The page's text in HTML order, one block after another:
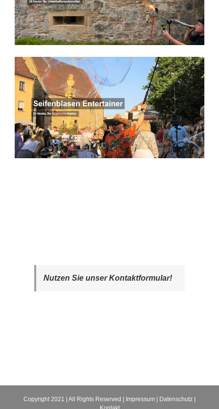
Nutzen Sie unser Kontaktformular!
Copyright 2021 | All Rights Reserved | Impressum | Datenschutz |